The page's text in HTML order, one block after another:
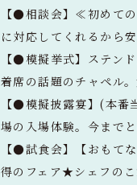
【●相談会】≪初めて
に対応してくれるから
【●模擬挙式】ステン
着席の話題のチャペル
【●模擬披露宴】(本番
場の入場体験。今まで
【●試食会】【おもて
得のフェア★シェフの